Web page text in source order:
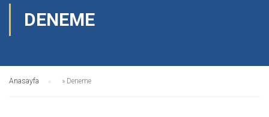
DENEME
Anasayfa » Deneme